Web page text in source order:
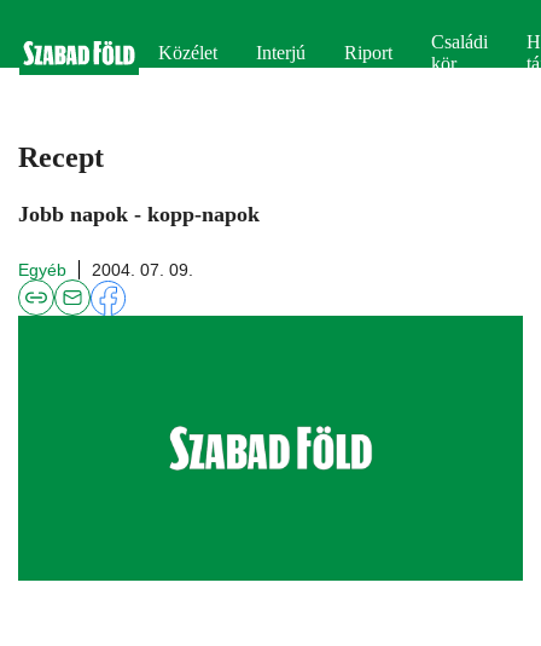
Közélet Interjú Riport
Családi
kör
Recept
Jobb napok - kopp-napok
Egyéb 2004. 07. 09.